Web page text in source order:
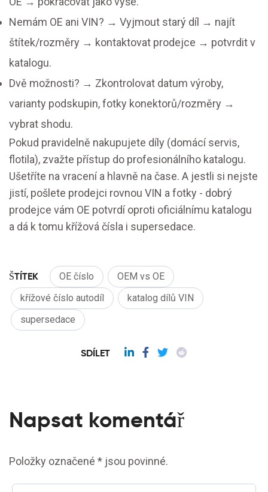
Nemám OE ani VIN? → Vyjmout starý díl → najít
štítek/rozměry → kontaktovat prodejce → potvrdit v
katalogu.
Dvě možnosti? → Zkontrolovat datum výroby,
varianty podskupin, fotky konektorů/rozměry →
vybrat shodu.
Pokud pravidelně nakupujete díly (domácí servis,
flotila), zvažte přístup do profesionálního katalogu.
Ušetříte na vracení a hlavně na čase. A jestli si nejste
jistí, pošlete prodejci rovnou VIN a fotky - dobrý
prodejce vám OE potvrdí oproti oficiálnímu katalogu
a dá k tomu křížová čísla i supersedace.
ŠTÍTEK OE číslo
OEM vs OE
křížové číslo autodíl
katalog dílů VIN
supersedace
SDÍLET
Napsat komentář
Položky označené * jsou povinné.